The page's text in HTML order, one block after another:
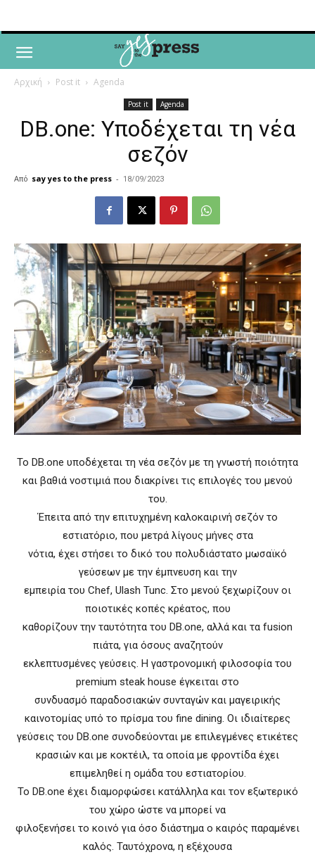
Αρχική Post it Agenda
Post it Agenda
DB.one: Υποδέχεται τη νέα
σεζόν
Από say yes to the press - 18/09/2023
Το DB.one υποδέχεται τη νέα σεζόν με τη γνωστή ποιότητα
και βαθιά νοστιμιά που διακρίνει τις επιλογές του μενού
του.
Έπειτα από την επιτυχημένη καλοκαιρινή σεζόν το
εστιατόριο, που μετρά λίγους μήνες στα
νότια, έχει στήσει το δικό του πολυδιάστατο μωσαϊκό
γεύσεων με την έμπνευση και την
εμπειρία του Chef, Ulash Tunc. Στο μενού ξεχωρίζουν οι
ποιοτικές κοπές κρέατος, που
καθορίζουν την ταυτότητα του DB.one, αλλά και τα fusion
πιάτα, για όσους αναζητούν
εκλεπτυσμένες γεύσεις. Η γαστρονομική φιλοσοφία του
premium steak house έγκειται στο
συνδυασμό παραδοσιακών συνταγών και μαγειρικής
καινοτομίας υπό το πρίσμα του fine dining. Οι ιδιαίτερες
γεύσεις του DB.one συνοδεύονται με επιλεγμένες ετικέτες
κρασιών και με κοκτέιλ, τα οποία με φροντίδα έχει
επιμεληθεί η ομάδα του εστιατορίου.
Το DB.one έχει διαμορφώσει κατάλληλα και τον εξωτερικό
του χώρο ώστε να μπορεί να
φιλοξενήσει το κοινό για όσο διάστημα ο καιρός παραμένει
καλός. Ταυτόχρονα, η εξέχουσα